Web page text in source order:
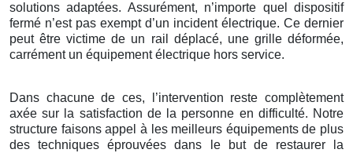
solutions adaptées. Assurément, n’importe quel dispositif
fermé n’est pas exempt d’un incident électrique. Ce dernier
peut être victime de un rail déplacé, une grille déformée,
carrément un équipement électrique hors service.
Dans chacune de ces, l’intervention reste complètement
axée sur la satisfaction de la personne en difficulté. Notre
structure faisons appel à les meilleurs équipements de plus
des techniques éprouvées dans le but de restaurer la